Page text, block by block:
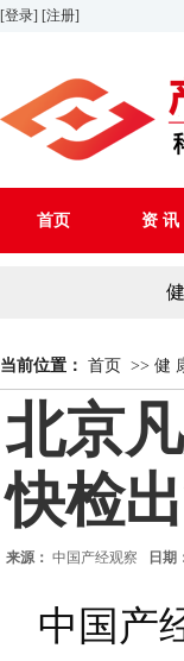
[登录] [注册]
首页 资 讯
当前位置： 首页 >> 健
北京
快检
来源： 中国产经观察 日期
中国产